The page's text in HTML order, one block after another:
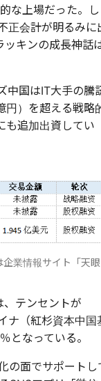
な上場だった。し
正会計が明るみに
ッキンの成長神話
中国はIT大手の騰
円）を超える戦略
も追加出資してい
業情報サイト「天眼
テンセントが
ナ（紅杉資本中国
となっている。
の面でサポートし